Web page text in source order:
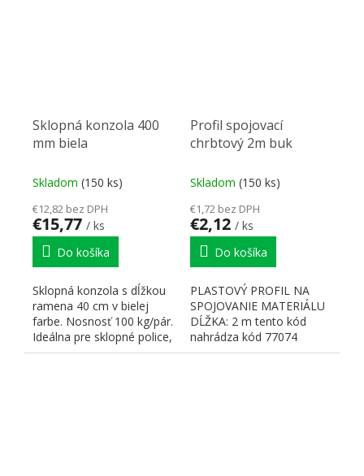
Sklopná konzola 400
mm biela
Skladom (150 ks)
€12,82 bez DPH
€15,77 / ks
Do košíka
Sklopná konzola s dĺžkou
ramena 40 cm v bielej
farbe. Nosnosť 100 kg/pár.
Ideálna pre sklopné police,
malé stoly a...
Profil spojovací
chrbtový 2m buk
Skladom (150 ks)
€1,72 bez DPH
€2,12 / ks
Do košíka
PLASTOVÝ PROFIL NA
SPOJOVANIE MATERIÁLU
DĹŽKA: 2 m tento kód
nahrádza kód 77074